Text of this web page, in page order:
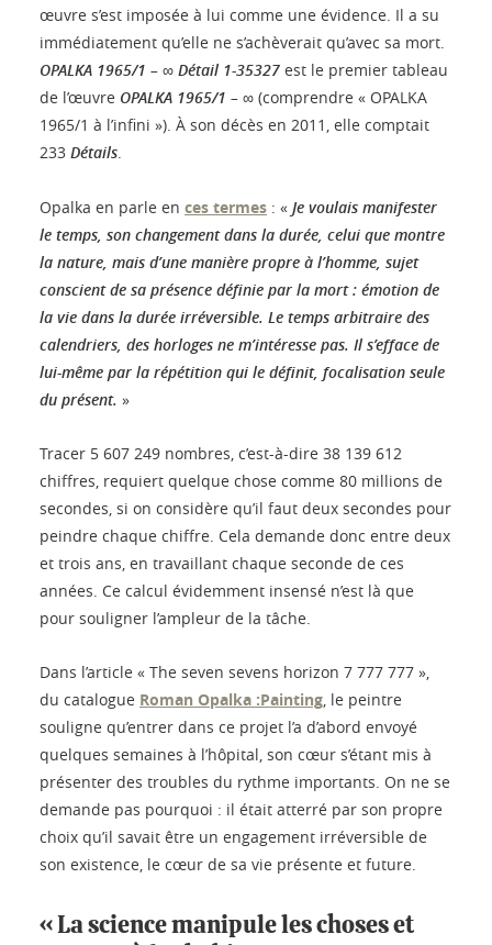
œuvre s’est imposée à lui comme une évidence. Il a su
immédiatement qu’elle ne s’achèverait qu’avec sa mort.
OPALKA 1965/1 – ∞ Détail 1-35327 est le premier tableau
de l’œuvre OPALKA 1965/1 – ∞ (comprendre « OPALKA
1965/1 à l’infini »). À son décès en 2011, elle comptait
233 Détails.
Opalka en parle en ces termes : « Je voulais manifester
le temps, son changement dans la durée, celui que montre
la nature, mais d’une manière propre à l’homme, sujet
conscient de sa présence définie par la mort : émotion de
la vie dans la durée irréversible. Le temps arbitraire des
calendriers, des horloges ne m’intéresse pas. Il s’efface de
lui-même par la répétition qui le définit, focalisation seule
du présent. »
Tracer 5 607 249 nombres, c’est-à-dire 38 139 612
chiffres, requiert quelque chose comme 80 millions de
secondes, si on considère qu’il faut deux secondes pour
peindre chaque chiffre. Cela demande donc entre deux
et trois ans, en travaillant chaque seconde de ces
années. Ce calcul évidemment insensé n’est là que
pour souligner l’ampleur de la tâche.
Dans l’article « The seven sevens horizon 7 777 777 »,
du catalogue Roman Opalka :Painting, le peintre
souligne qu’entrer dans ce projet l’a d’abord envoyé
quelques semaines à l’hôpital, son cœur s’étant mis à
présenter des troubles du rythme importants. On ne se
demande pas pourquoi : il était atterré par son propre
choix qu’il savait être un engagement irréversible de
son existence, le cœur de sa vie présente et future.
« La science manipule les choses et